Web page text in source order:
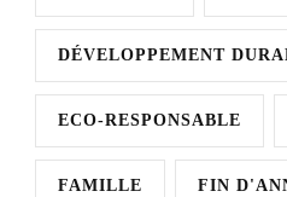
DÉVELOPPEMENT
ECO-RESPONSABLE
FAMILLE FIN